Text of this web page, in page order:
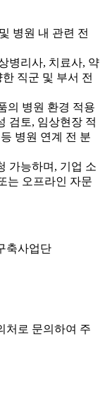
병원 내 관련 전
병리사, 치료사, 약
직군 및 부서 전
의 병원 환경 적용
검토, 임상현장 적
병원 연계 전 분
가능하며, 기업 소
는 오프라인 자문
축사업단
처로 문의하여 주